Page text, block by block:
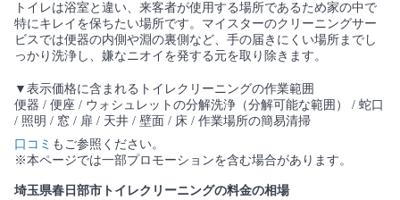
トイレは浴室と違い、来客者が使用する場所であるため家の中で
特にキレイを保ちたい場所です。マイスターのクリーニングサー
ビスでは便器の内側や淵の裏側など、手の届きにくい場所までし
っかり洗浄し、嫌なニオイを発する元を取り除きます。
▼表示価格に含まれるトイレクリーニングの作業範囲
便器 / 便座 / ウォシュレットの分解洗浄（分解可能な範囲） / 蛇口
/ 照明 / 窓 / 扉 / 天井 / 壁面 / 床 / 作業場所の簡易清掃
口コミ もご参照ください。
※本ページでは一部プロモーションを含む場合があります。
埼玉県春日部市トイレクリーニングの料金の相場